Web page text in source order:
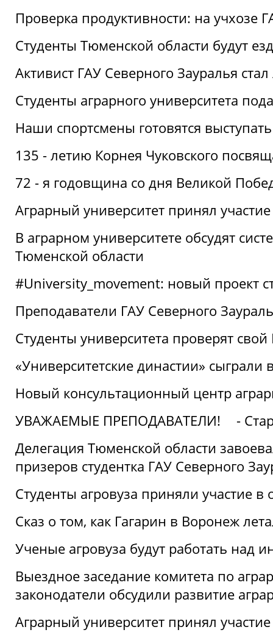
Проверка продуктивности: на учхозе
Студенты Тюменской области будут
Активист ГАУ Северного Зауралья
Студенты аграрного университета
Наши спортсмены готовятся
135 - летию Корнея Чуковского
72 - я годовщина со дня Великой
Аграрный университет принял
В аграрном университете обсудят
Тюменской области
#University_movement: новый проект
Преподаватели ГАУ Северного
Студенты университета проверят свой
«Университетские династии»
Новый консультационный центр
УВАЖАЕМЫЕ ПРЕПОДАВАТЕЛИ!
-
Делегация Тюменской области
призеров студентка ГАУ Северного
Студенты агровуза приняли участие в
Сказ о том, как Гагарин в Воронеж
Ученые агровуза будут работать над
Выездное заседание комитета по
законодатели обсудили развитие
Аграрный университет принял